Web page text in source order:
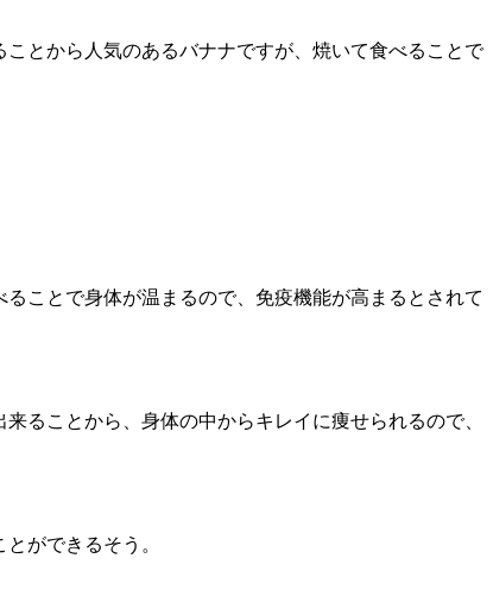
とから人気のあるバナナですが、焼いて食べることで
ことで身体が温まるので、免疫機能が高まるとされて
ることから、身体の中からキレイに痩せられるので、
ができるそう。